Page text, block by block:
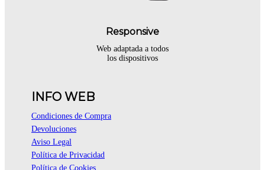
Responsive
Web adaptada a todos
los dispositivos
INFO WEB
Condiciones de Compra
Devoluciones
Aviso Legal
Política de Privacidad
Política de Cookies